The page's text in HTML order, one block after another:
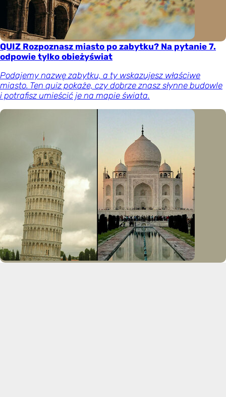
QUIZ Rozpoznasz miasto po zabytku? Na pytanie 7.
odpowie tylko obieżyświat
Podajemy nazwę zabytku, a ty wskazujesz właściwe
miasto. Ten quiz pokaże, czy dobrze znasz słynne budowle
i potrafisz umieścić je na mapie świata.